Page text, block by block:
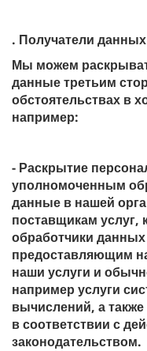
. Получатели данных
Мы можем
данные третьим
обстоятельствах в
например:
- Раскрытие
уполномоченным
данные в нашей
поставщикам
обработчики
предоставляющим
наши услуги и
например услуги
вычислений, а
в соответствии с
законодательством.